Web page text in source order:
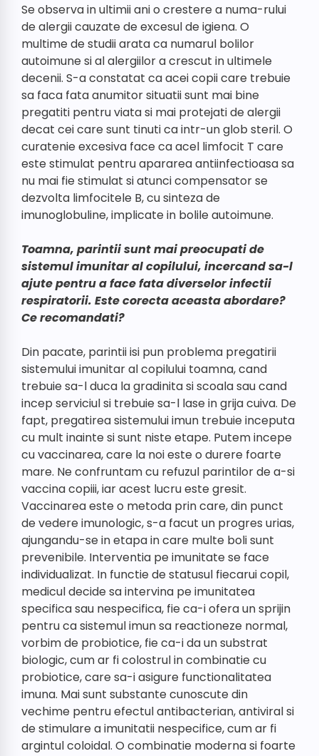
Se observa in ultimii ani o crestere a numa-rului
de alergii cauzate de excesul de igiena. O
multime de studii arata ca numarul bolilor
autoimune si al alergiilor a crescut in ultimele
decenii. S-a constatat ca acei copii care trebuie
sa faca fata anumitor situatii sunt mai bine
pregatiti pentru viata si mai protejati de alergii
decat cei care sunt tinuti ca intr-un glob steril. O
curatenie excesiva face ca acel limfocit T care
este stimulat pentru apararea antiinfectioasa sa
nu mai fie stimulat si atunci compensator se
dezvolta limfocitele B, cu sinteza de
imunoglobuline, implicate in bolile autoimune.
Toamna, parintii sunt mai preocupati de
sistemul imunitar al copilului, incercand sa-l
ajute pentru a face fata diverselor infectii
respiratorii. Este corecta aceasta abordare?
Ce recomandati?
Din pacate, parintii isi pun problema pregatirii
sistemului imunitar al copilului toamna, cand
trebuie sa-l duca la gradinita si scoala sau cand
incep serviciul si trebuie sa-l lase in grija cuiva. De
fapt, pregatirea sistemului imun trebuie inceputa
cu mult inainte si sunt niste etape. Putem incepe
cu vaccinarea, care la noi este o durere foarte
mare. Ne confruntam cu refuzul parintilor de a-si
vaccina copiii, iar acest lucru este gresit.
Vaccinarea este o metoda prin care, din punct
de vedere imunologic, s-a facut un progres urias,
ajungandu-se in etapa in care multe boli sunt
prevenibile. Interventia pe imunitate se face
individualizat. In functie de statusul fiecarui copil,
medicul decide sa intervina pe imunitatea
specifica sau nespecifica, fie ca-i ofera un sprijin
pentru ca sistemul imun sa reactioneze normal,
vorbim de probiotice, fie ca-i da un substrat
biologic, cum ar fi colostrul in combinatie cu
probiotice, care sa-i asigure functionalitatea
imuna. Mai sunt substante cunoscute din
vechime pentru efectul antibacterian, antiviral si
de stimulare a imunitatii nespecifice, cum ar fi
argintul coloidal. O combinatie moderna si foarte